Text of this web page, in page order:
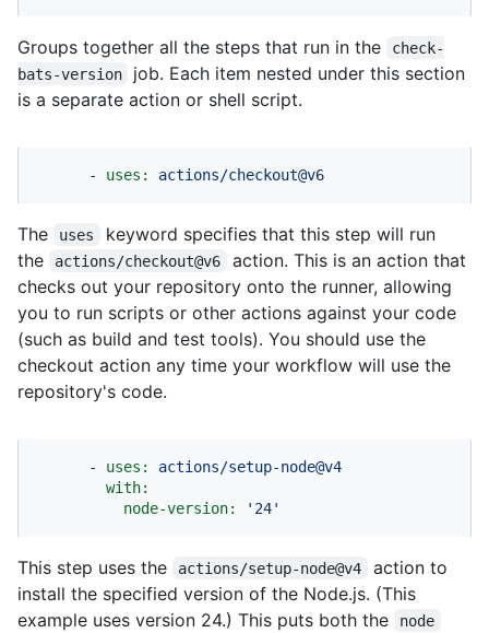
Groups together all the steps that run in the
check-
bats-version
job. Each item nested under this section
is a separate action or shell script.
- uses: actions/checkout@v6
The uses
keyword specifies that this step will run
the
actions/checkout@v6
action. This is an action that
checks out your repository onto the runner, allowing
you to run scripts or other actions against your code
(such as build and test tools). You should use the
checkout action any time your workflow will use the
repository's code.
- uses:
actions/setup-node@v4
with:
node-version:
'24'
This step uses the actions/setup-node@v4
action to
install the specified version of the Node.js. (This
example uses version 24.) This puts both the
node